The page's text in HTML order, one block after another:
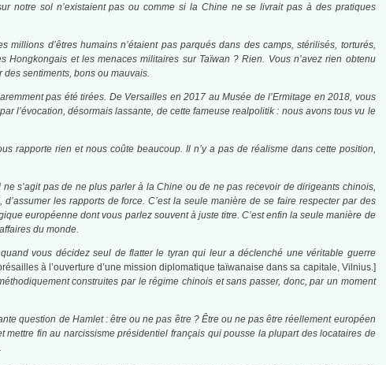
notre sol n’existaient pas ou comme si la Chine ne se livrait pas à des pratiques
d’êtres humains n’étaient pas parqués dans des camps, stérilisés, torturés,
et les menaces militaires sur Taïwan ? Rien. Vous n’avez rien obtenu
sentiments, bons ou mauvais.
pas été tirées. De Versailles en 2017 au Musée de l’Ermitage en 2018, vous
l’évocation, désormais lassante, de cette fameuse realpolitik : nous avons tous vu le
rapporte rien et nous coûte beaucoup. Il n’y a pas de réalisme dans cette position,
s’agit pas de ne plus parler à la Chine ou de ne pas recevoir de dirigeants chinois,
les rapports de force. C’est la seule manière de se faire respecter par des
européenne dont vous parlez souvent à juste titre. C’est enfin la seule manière de
du monde.
vous décidez seul de flatter le tyran qui leur a déclenché une véritable guerre
à l’ouverture d’une mission diplomatique taïwanaise dans sa capitale, Vilnius.]
construites par le régime chinois et sans passer, donc, par un moment
question de Hamlet : être ou ne pas être ? Être ou ne pas être réellement européen
fin au narcissisme présidentiel français qui pousse la plupart des locataires de